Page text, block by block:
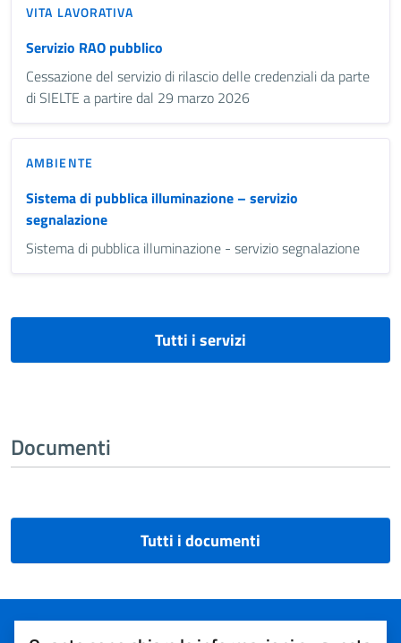
VITA LAVORATIVA
Servizio RAO pubblico
Cessazione del servizio di rilascio delle credenziali da parte
di SIELTE a partire dal 29 marzo 2026
AMBIENTE
Sistema di pubblica illuminazione – servizio
segnalazione
Sistema di pubblica illuminazione - servizio segnalazione
Tutti i servizi
Documenti
Tutti i documenti